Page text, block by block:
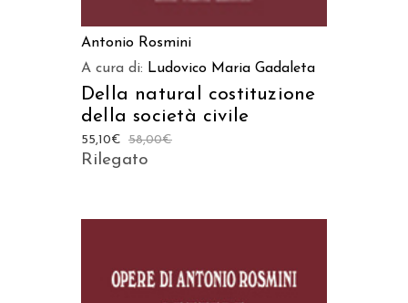
Antonio Rosmini
A cura di: Ludovico Maria Gadaleta
Della natural costituzione
della società civile
58,00€
55,10€
Rilegato